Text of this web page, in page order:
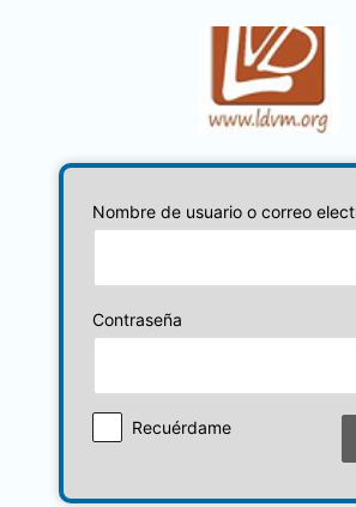
Nombre de usuario o correo
Contraseña
Recuérdame